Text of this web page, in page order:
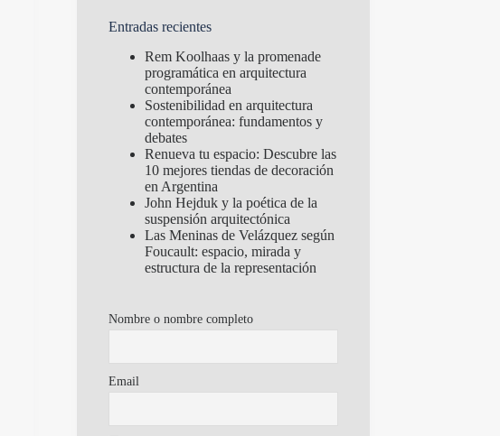
Entradas recientes
Rem Koolhaas y la promenade
programática en arquitectura
contemporánea
Sostenibilidad en arquitectura
contemporánea: fundamentos y
debates
Renueva tu espacio: Descubre las
10 mejores tiendas de decoración
en Argentina
John Hejduk y la poética de la
suspensión arquitectónica
Las Meninas de Velázquez según
Foucault: espacio, mirada y
estructura de la representación
Nombre o nombre completo
Email